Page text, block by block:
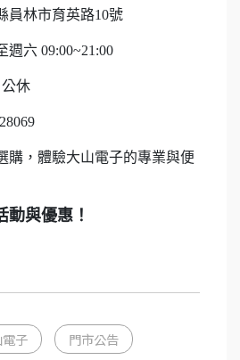
員林市育英路10號
週六 09:00~21:00
購，體驗大山電子的專業與便
動與優惠！
子 門市公告